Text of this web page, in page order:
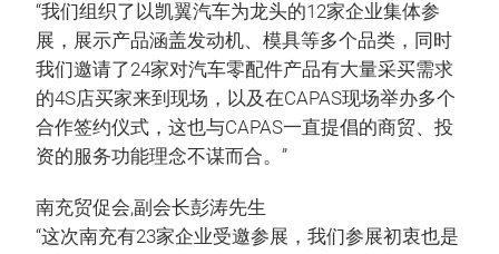
“我们组织了以凯翼汽车为龙头的12家企业集体参
展，展示产品涵盖发动机、模具等多个品类，同时
我们邀请了24家对汽车零配件产品有大量采买需求
的4S店买家来到现场，以及在CAPAS现场举办多个
合作签约仪式，这也与CAPAS一直提倡的商贸、投
资的服务功能理念不谋而合。”
南充贸促会,副会长彭涛先生
“这次南充有23家企业受邀参展，我们参展初衷也是